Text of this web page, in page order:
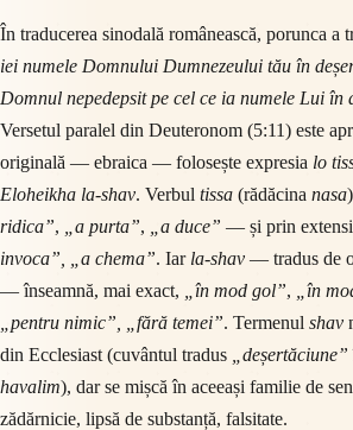
În traducerea sinodală românească, porunca a
iei numele Domnului Dumnezeului tău în
Domnul nepedepsit pe cel ce ia numele Lui în
Versetul paralel din Deuteronom (5:11) este
originală — ebraica — folosește expresia lo
Eloheikha la-shav. Verbul tissa (rădăcina nasa
ridica”, „a purta”, „a duce” — și prin
invoca”, „a chema”. Iar la-shav — tradus de
— înseamnă, mai exact,
„în mod gol”, „în
„pentru nimic”, „fără temei”. Termenul shav
din Ecclesiast (cuvântul tradus
„deșertăciune”
havalim), dar se mișcă în aceeași familie de
zădărnicie, lipsă de substanță, falsitate.